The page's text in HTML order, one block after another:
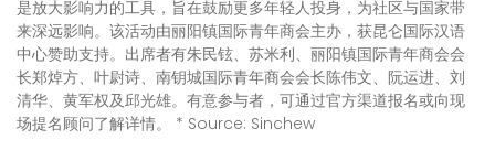
是放大影响力的工具，旨在鼓励更多年轻人投身，为社区与国家带
来深远影响。该活动由丽阳镇国际青年商会主办，获昆仑国际汉语
中心赞助支持。出席者有朱民铉、苏米利、丽阳镇国际青年商会会
长郑焯方、叶尉诗、南钥城国际青年商会会长陈伟文、阮运进、刘
清华、黄军权及邱光雄。有意参与者，可通过官方渠道报名或向现
场提名顾问了解详情。 * Source: Sinchew